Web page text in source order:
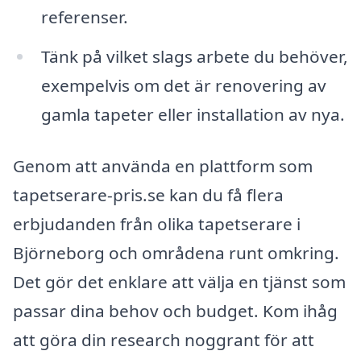
referenser.
Tänk på vilket slags arbete du behöver,
exempelvis om det är renovering av
gamla tapeter eller installation av nya.
Genom att använda en plattform som
tapetserare-pris.se kan du få flera
erbjudanden från olika tapetserare i
Björneborg och områdena runt omkring.
Det gör det enklare att välja en tjänst som
passar dina behov och budget. Kom ihåg
att göra din research noggrant för att